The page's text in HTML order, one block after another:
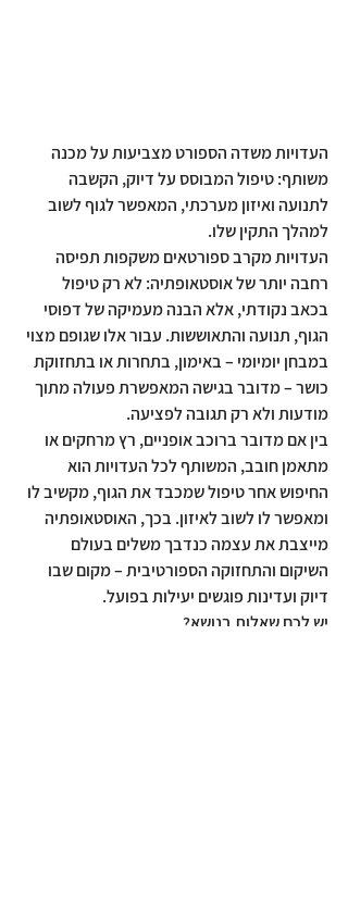
העדויות משדה הספורט מצביעות על מכנה
משותף: טיפול המבוסס על דיוק, הקשבה
לתנועה ואיזון מערכתי, המאפשר לגוף לשוב
למהלך התקין שלו.
העדויות מקרב ספורטאים משקפות תפיסה
רחבה יותר של אוסטאופתיה: לא רק טיפול
בכאב נקודתי, אלא הבנה מעמיקה של דפוסי
הגוף, תנועה והתאוששות. עבור אלו שגופם מצוי
במבחן יומיומי – באימון, בתחרות או בתחזוקת
כושר – מדובר בגישה המאפשרת פעולה מתוך
מודעות ולא רק תגובה לפציעה.
בין אם מדובר ברוכב אופניים, רץ מרחקים או
מתאמן חובב, המשותף לכל העדויות הוא
החיפוש אחר טיפול שמכבד את הגוף, מקשיב לו
ומאפשר לו לשוב לאיזון. בכך, האוסטאופתיה
מייצבת את עצמה כנדבך משלים בעולם
השיקום והתחזוקה הספורטיבית – מקום שבו
דיוק ועדינות פוגשים יעילות בפועל.
יש לכם שאלות בנושא?